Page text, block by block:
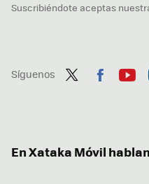
Suscribiéndote aceptas
Síguenos
En Xataka Móvil